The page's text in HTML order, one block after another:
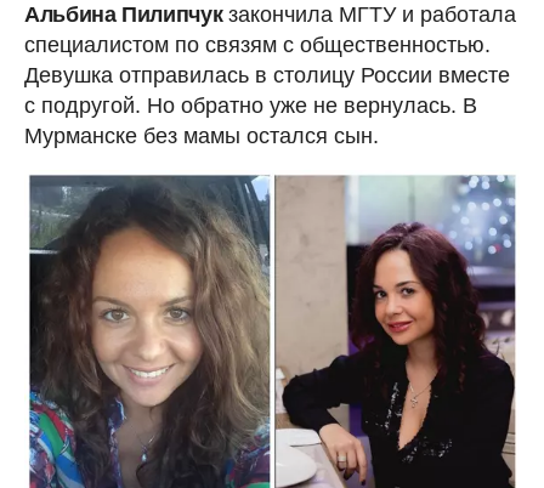
Альбина Пилипчукзакончила МГТУ и работала
специалистом по связям с общественностью.
Девушка отправилась в столицу России вместе
с подругой. Но обратно уже не вернулась. В
Мурманске без мамы остался сын.